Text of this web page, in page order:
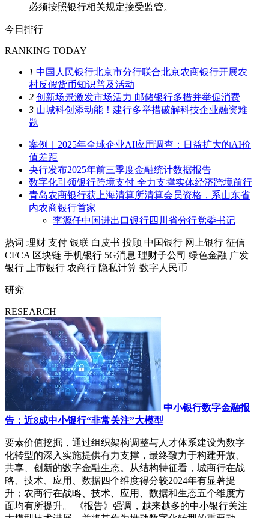
必须按照银行相关规定接受监管。
今日排行
RANKING TODAY
1 中国人民银行北京市分行联合北京农商银行开展农
村反假货币知识普及活动
2 创新场景激发市场活力 邮储银行多措并举促消费
3 山城科创添动能！建行多举措破解科技企业融资难
题
案例｜2025年全球企业AI应用调查：日益扩大的AI价
值差距
央行发布2025年前三季度金融统计数据报告
数字化引领银行跨境支付 全力支撑实体经济跨境前行
青岛农商银行获上海清算所清算会员资格，系山东省
内农商银行首家
李源任中国进出口银行四川省分行党委书记
热词 理财 支付 银联 白皮书 投顾 中国银行 网上银行 征信
CFCA 区块链 手机银行 5G消息 理财子公司 绿色金融 广发
银行
上市银行 农商行 隐私计算 数字人民币
研究
RESEARCH
中小银行数字金融报
告：近8成中小银行“非常关注”大模型
要素价值挖掘，通过组织架构调整与人才体系建设为数字
化转型的深入实施提供有力支撑，最终致力于构建开放、
共享、创新的数字金融生态。从结构特征看，城商行在战
略、技术、应用、数据四个维度得分较2024年有显著提
升；农商行在战略、技术、应用、数据和生态五个维度方
面均有所提升。 《报告》强调，越来越多的中小银行关注